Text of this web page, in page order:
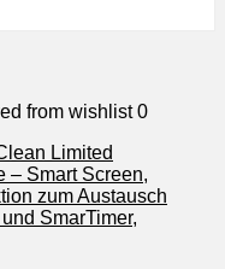
from wishlist 0